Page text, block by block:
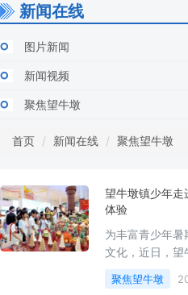
新闻在线
图片新闻
新闻视频
聚焦望牛墩
首页 新闻在线 聚焦望牛墩
望牛墩镇少年走
体验
为丰富青少年
文化，近日，望
年前往市文化馆
让孩子们走出课
聚焦望牛墩